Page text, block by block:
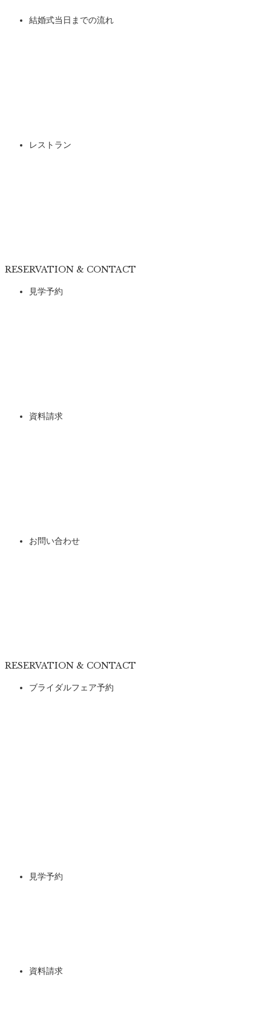
結婚式当日までの流れ
レストラン
RESERVATION & CONTACT
見学予約
資料請求
お問い合わせ
RESERVATION & CONTACT
ブライダルフェア予約
見学予約
資料請求